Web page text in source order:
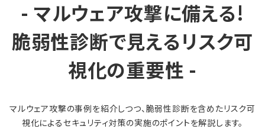
- マルウェア攻撃に備える!
脆弱性診断で見えるリスク可
視化の重要性 -
マルウェア攻撃の事例を紹介しつつ、脆弱性診断を含めたリスク可
視化によるセキュリティ対策の実施のポイントを解説します。